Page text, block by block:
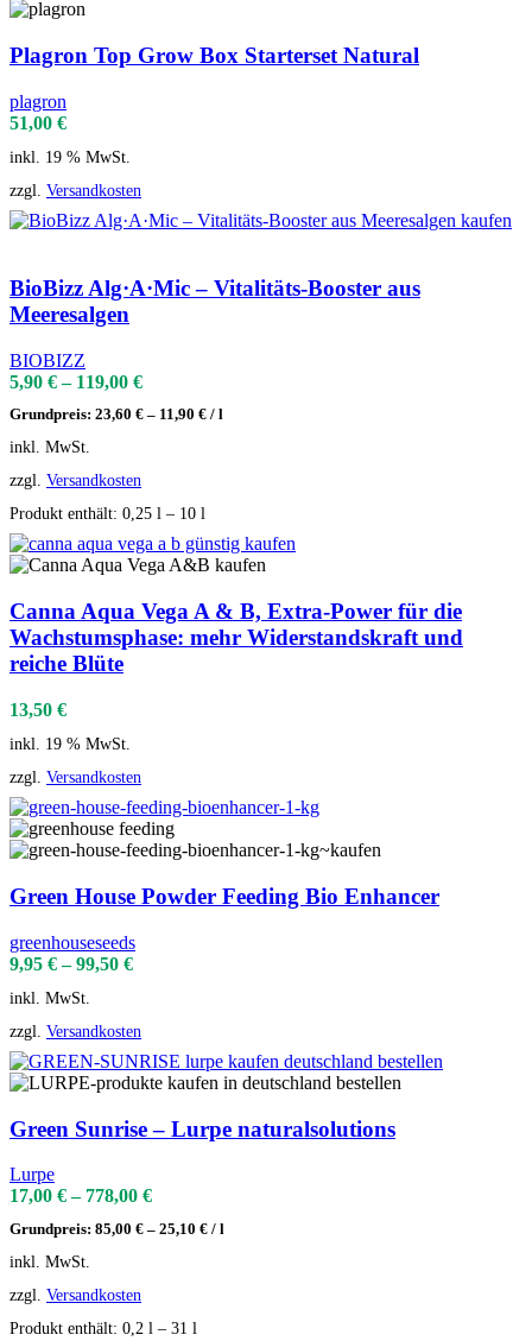
Plagron Top Grow Box Starterset Natural
plagron
51,00 €
inkl. 19 % MwSt.
zzgl. Versandkosten
BioBizz Alg·A·Mic – Vitalitäts-Booster aus
Meeresalgen
BIOBIZZ
5,90 €– 119,00 €
Grundpreis: 23,60 € – 11,90 € / l
inkl. MwSt.
zzgl. Versandkosten
Produkt enthält: 0,25 l – 10 l
Canna Aqua Vega A & B, Extra-Power für die
Wachstumsphase: mehr Widerstandskraft und
reiche Blüte
13,50 €
inkl. 19 % MwSt.
zzgl. Versandkosten
Green House Powder Feeding Bio Enhancer
greenhouseseeds
9,95 €–99,50 €
inkl. MwSt.
zzgl. Versandkosten
Green Sunrise – Lurpe naturalsolutions
Lurpe
17,00 €– 778,00 €
Grundpreis: 85,00 € – 25,10 € / l
inkl. MwSt.
zzgl. Versandkosten
Produkt enthält: 0,2 l – 31 l